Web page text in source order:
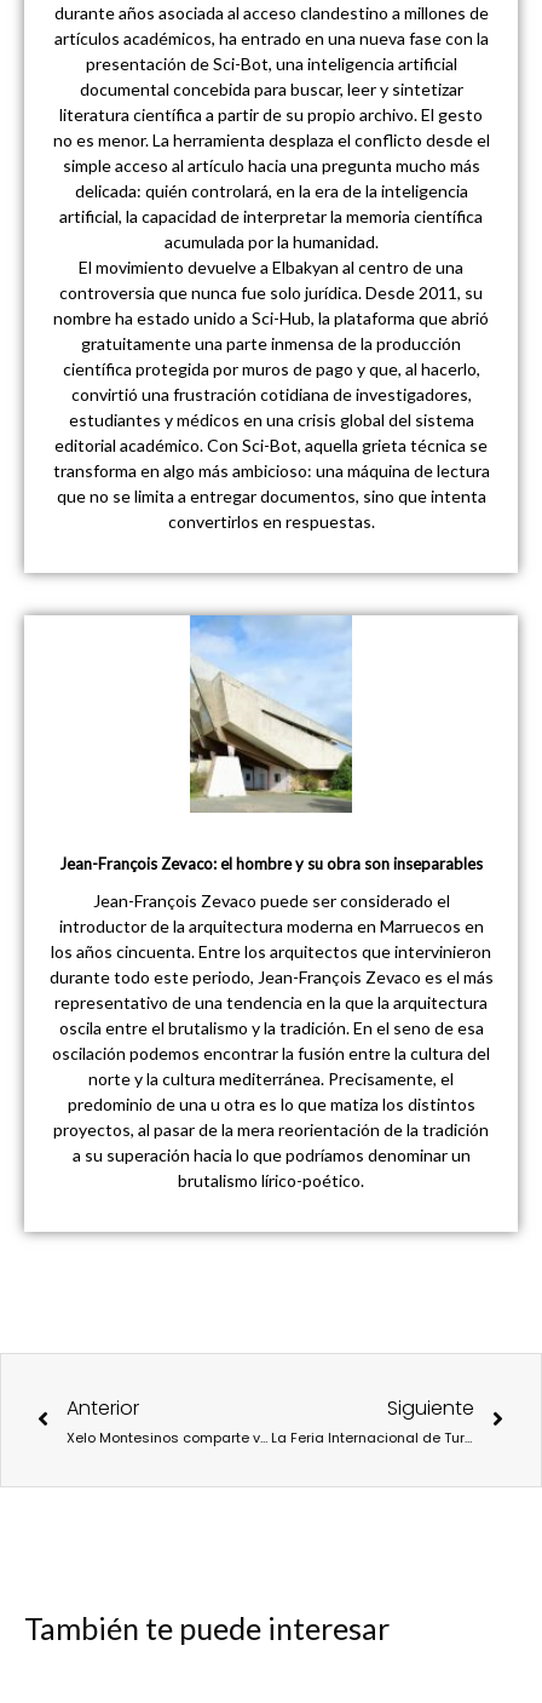
durante años asociada al acceso clandestino a millones de
artículos académicos, ha entrado en una nueva fase con la
presentación de Sci-Bot, una inteligencia artificial
documental concebida para buscar, leer y sintetizar
literatura científica a partir de su propio archivo. El gesto
no es menor. La herramienta desplaza el conflicto desde el
simple acceso al artículo hacia una pregunta mucho más
delicada: quién controlará, en la era de la inteligencia
artificial, la capacidad de interpretar la memoria científica
acumulada por la humanidad.
El movimiento devuelve a Elbakyan al centro de una
controversia que nunca fue solo jurídica. Desde 2011, su
nombre ha estado unido a Sci-Hub, la plataforma que abrió
gratuitamente una parte inmensa de la producción
científica protegida por muros de pago y que, al hacerlo,
convirtió una frustración cotidiana de investigadores,
estudiantes y médicos en una crisis global del sistema
editorial académico. Con Sci-Bot, aquella grieta técnica se
transforma en algo más ambicioso: una máquina de lectura
que no se limita a entregar documentos, sino que intenta
convertirlos en respuestas.
Jean-François Zevaco: el hombre y su obra son inseparables
Jean-François Zevaco puede ser considerado el
introductor de la arquitectura moderna en Marruecos en
los años cincuenta. Entre los arquitectos que intervinieron
durante todo este periodo, Jean-François Zevaco es el más
representativo de una tendencia en la que la arquitectura
oscila entre el brutalismo y la tradición. En el seno de esa
oscilación podemos encontrar la fusión entre la cultura del
norte y la cultura mediterránea. Precisamente, el
predominio de una u otra es lo que matiza los distintos
proyectos, al pasar de la mera reorientación de la tradición
a su superación hacia lo que podríamos denominar un
brutalismo lírico-poético.
Anterior
Xelo Montesinos comparte vivencias con Fernando Santiago en una entrevista para Urban Beat.
Siguiente
La Feria Internacional de Turismo, FITUR, regresa a IFEMA Madrid del 19 al 23 de enero.
También te puede interesar